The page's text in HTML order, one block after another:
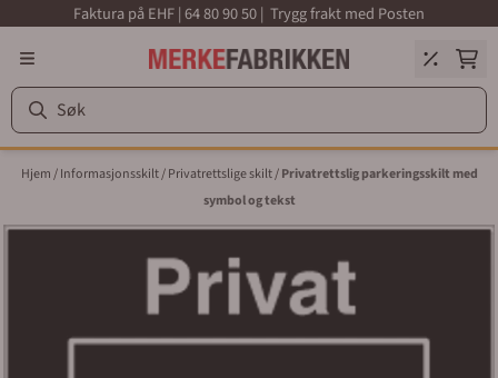
Hopp til innholdFaktura på EHF | 64 80 90 50 | Trygg frakt med Posten
Hjem/Informasjonsskilt/Privatrettslige skilt/Privatrettslig parkeringsskilt med
symbol og tekst